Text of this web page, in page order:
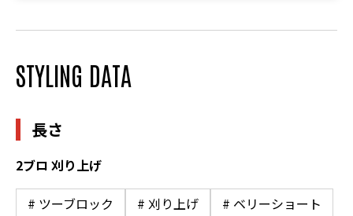
STYLING DATA
長さ
2ブロ 刈り上げ
# ツーブロック # 刈り上げ
# ベリーショート